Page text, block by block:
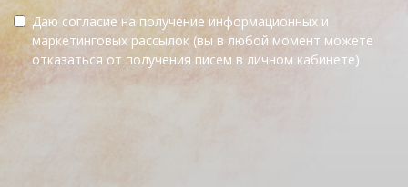
Даю согласие на получение информационных и
маркетинговых рассылок (вы в любой момент можете
отказаться от получения писем в личном кабинете)